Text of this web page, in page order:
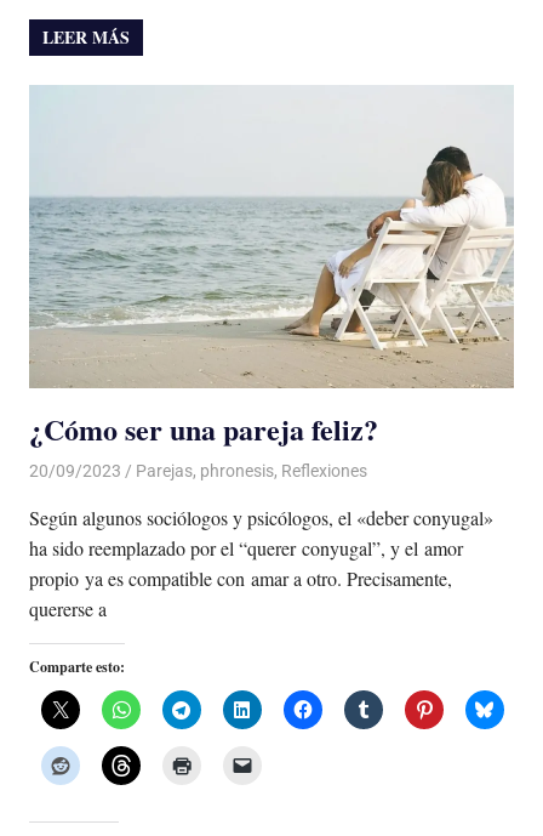
LEER MÁS
¿Cómo ser una pareja feliz?
20/09/2023 De todo un Poco
Parejas, phronesis, Reflexiones
Según algunos sociólogos y psicólogos, el «deber conyugal»
ha sido reemplazado por el “querer conyugal”, y el amor
propio ya es compatible con amar a otro. Precisamente,
quererse a
Comparte esto: